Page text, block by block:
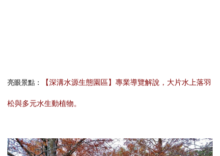
亮眼景點： 【深溝水源生態園區】專業導覽解說，大片水上落羽
松與多元水生動植物。